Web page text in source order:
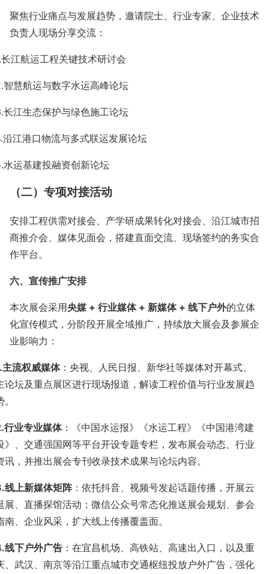
聚焦行业痛点与发展趋势，邀请院士、行业专家、企业技术
负责人现场分享交流：
长江航运工程关键技术研讨会
智慧航运与数字水运高峰论坛
长江生态保护与绿色施工论坛
沿江港口物流与多式联运发展论坛
水运基建投融资创新论坛
（二）专项对接活动
安排工程供需对接会、产学研成果转化对接会、沿江城市招
商推介会、媒体见面会，搭建直面交流、现场签约的务实合
作平台。
六、宣传推广安排
本次展会采用央媒 + 行业媒体+ 新媒体+ 线下户外的立体
化宣传模式，分阶段开展全域推广，持续放大展会及参展企
业影响力：
主流权威媒体：央视、人民日报、新华社等媒体对开幕式、
论坛及重点展区进行现场报道，解读工程价值与行业发展趋
行业专业媒体：《中国水运报》《水运工程》《中国港湾建
》、交通强国网等平台开设专题专栏，发布展会动态、行业
讯，并推出展会专刊收录技术成果与论坛内容。
线上新媒体矩阵：依托抖音、视频号发起话题传播，开展云
展、直播探馆活动；微信公众号常态化推送展会规划、参会
南、企业风采，扩大线上传播覆盖面。
线下户外广告 ：在宜昌机场、高铁站、高速出入口，以及重
、武汉、南京等沿江重点城市交通枢纽投放户外广告，强化